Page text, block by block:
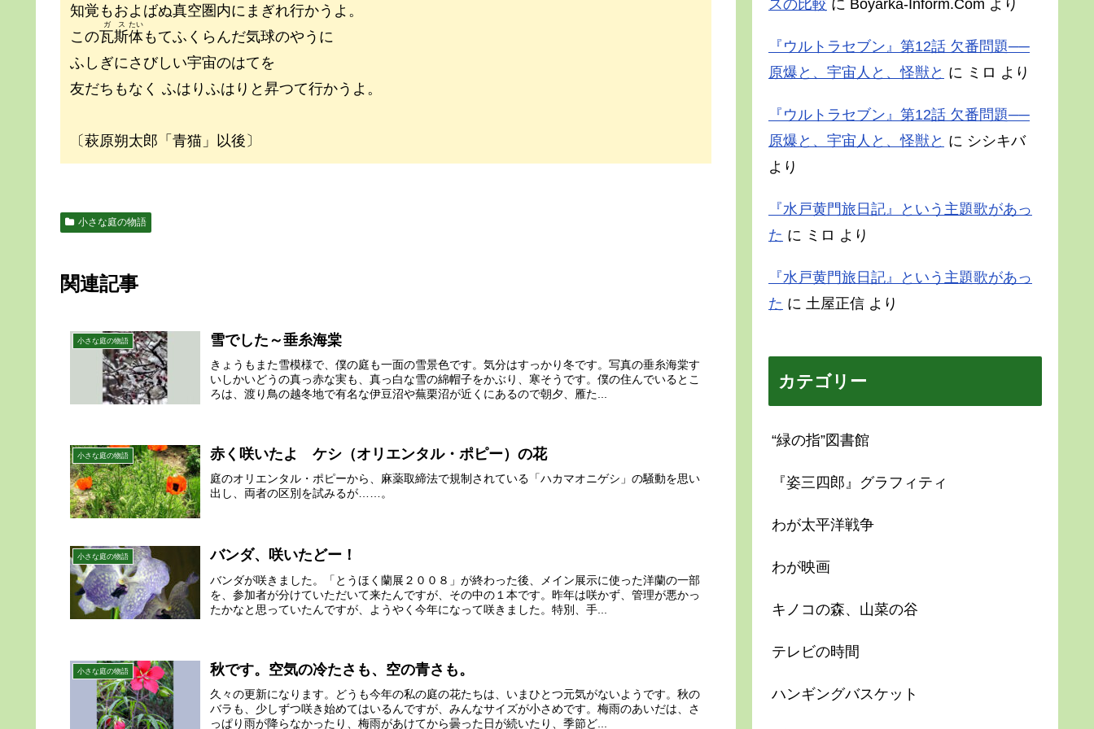
知覚もおよばぬ真空圏内にまぎれ行かうよ。
この瓦斯
ガス
体
たい
もてふくらんだ気球のやうに
ふしぎにさびしい宇宙のはてを
友だちもなく ふはりふはりと昇つて行かうよ。
〔萩原朔太郎「青猫」以後〕
小さな庭の物語
関連記事
小さな庭の物語 雪でした～垂糸海棠
きょうもまた雪模様で、僕の庭も一面の雪景色です。気分はすっかり冬です。写真の垂糸海棠す
いしかいどうの真っ赤な実も、真っ白な雪の綿帽子をかぶり、寒そうです。僕の住んでいるとこ
ろは、渡り鳥の越冬地で有名な伊豆沼や蕪栗沼が近くにあるので朝夕、雁た...
小さな庭の物語 赤く咲いたよ ケシ（オリエンタル・ポピー）の花
庭のオリエンタル・ポピーから、麻薬取締法で規制されている「ハカマオニゲシ」の騒動を思い
出し、両者の区別を試みるが……。
小さな庭の物語 バンダ、咲いたどー！
バンダが咲きました。「とうほく蘭展２００８」が終わった後、メイン展示に使った洋蘭の一部
を、参加者が分けていただいて来たんですが、その中の１本です。昨年は咲かず、管理が悪かっ
たかなと思っていたんですが、ようやく今年になって咲きました。特別、手...
小さな庭の物語 秋です。空気の冷たさも、空の青さも。
久々の更新になります。どうも今年の私の庭の花たちは、いまひとつ元気がないようです。秋の
バラも、少しずつ咲き始めてはいるんですが、みんなサイズが小さめです。梅雨のあいだは、さ
っぱり雨が降らなかったり、梅雨があけてから曇った日が続いたり、季節ど...
スの比較 に Boyarka-Inform.Com より
『ウルトラセブン』第12話 欠番問題──
原爆と、宇宙人と、怪獣と に ミロ より
『ウルトラセブン』第12話 欠番問題──
原爆と、宇宙人と、怪獣と に シシキバ
より
『水戸黄門旅日記』という主題歌があっ
た に ミロ より
『水戸黄門旅日記』という主題歌があっ
た に 土屋正信 より
カテゴリー
“緑の指”図書館
『姿三四郎』グラフィティ
わが太平洋戦争
わが映画
キノコの森、山菜の谷
テレビの時間
ハンギングバスケット